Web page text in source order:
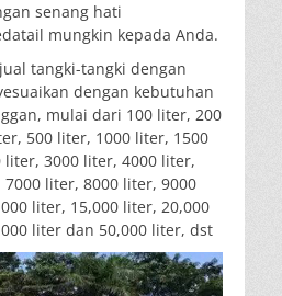
senang hati
mungkin kepada Anda.
tangki-tangki dengan
dengan kebutuhan
mulai dari 100 liter, 200
500 liter, 1000 liter, 1500
3000 liter, 4000 liter,
liter, 8000 liter, 9000
liter, 15,000 liter, 20,000
liter dan 50,000 liter, dst